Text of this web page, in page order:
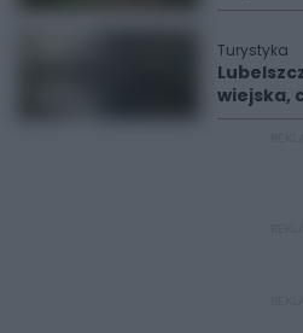
Turystyka
wiejska,